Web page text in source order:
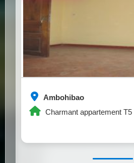
Ambohibao
Charmant appartement T5